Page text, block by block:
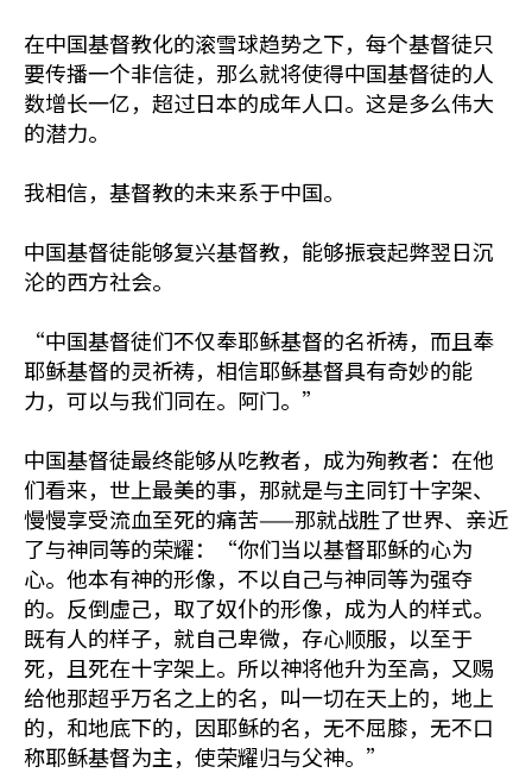
在中国基督教化的滚雪球趋势之下，每个基督徒只
要传播一个非信徒，那么就将使得中国基督徒的人
数增长一亿，超过日本的成年人口。这是多么伟大
的潜力。
我相信，基督教的未来系于中国。
中国基督徒能够复兴基督教，能够振衰起弊翌日沉
沦的西方社会。
“中国基督徒们不仅奉耶稣基督的名祈祷，而且奉
耶稣基督的灵祈祷，相信耶稣基督具有奇妙的能
力，可以与我们同在。阿门。”
中国基督徒最终能够从吃教者，成为殉教者：在他
们看来，世上最美的事，那就是与主同钉十字架、
慢慢享受流血至死的痛苦——那就战胜了世界、亲近
了与神同等的荣耀：“你们当以基督耶稣的心为
心。他本有神的形像，不以自己与神同等为强夺
的。反倒虚己，取了奴仆的形像，成为人的样式。
既有人的样子，就自己卑微，存心顺服，以至于
死，且死在十字架上。所以神将他升为至高，又赐
给他那超乎万名之上的名，叫一切在天上的，地上
的，和地底下的，因耶稣的名，无不屈膝，无不口
称耶稣基督为主，使荣耀归与父神。”